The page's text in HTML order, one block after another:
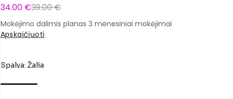
34.00 €39.00 €
Mokėjimo dalimis planas 3 mėnesiniai mokėjimai
Apskaičiuoti
Spalva: Žalia